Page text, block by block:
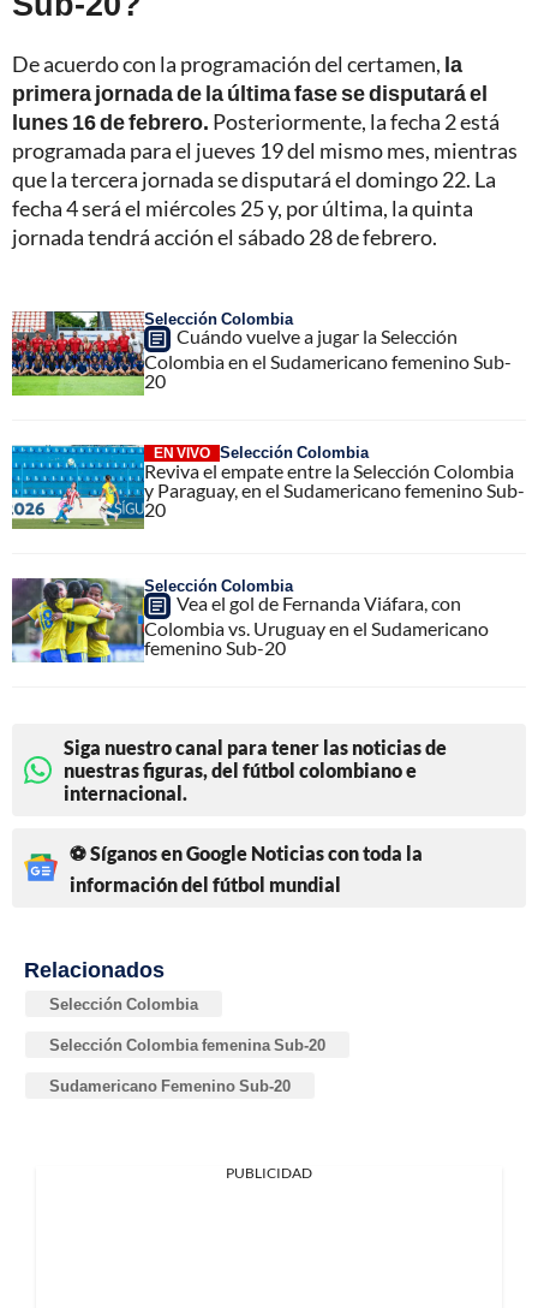
De acuerdo con la programación del certamen, la
primera jornada de la última fase se disputará el
lunes 16 de febrero. Posteriormente, la fecha 2 está
programada para el jueves 19 del mismo mes, mientras
que la tercera jornada se disputará el domingo 22. La
fecha 4 será el miércoles 25 y, por última, la quinta
jornada tendrá acción el sábado 28 de febrero.
Selección Colombia
Cuándo vuelve a jugar la Selección
Colombia en el Sudamericano femenino Sub-
20
EN VIVO Selección Colombia
Reviva el empate entre la Selección Colombia
y Paraguay, en el Sudamericano femenino Sub-
20
Selección Colombia
Vea el gol de Fernanda Viáfara, con
Colombia vs. Uruguay en el Sudamericano
femenino Sub-20
Siga nuestro canal para tener las noticias de
nuestras figuras, del fútbol colombiano e
internacional.
⚽ Síganos en Google Noticias con toda la
información del fútbol mundial
Relacionados
Selección Colombia
Selección Colombia femenina Sub-20
Sudamericano Femenino Sub-20
PUBLICIDAD